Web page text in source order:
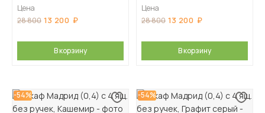
Цена
28 800 13 200
В корзину
Цена
28 800 13 200
В корзину
-54% -54%